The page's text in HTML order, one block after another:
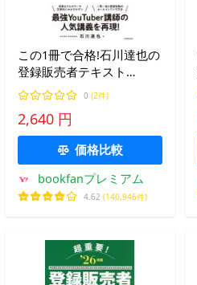
この1冊で合格!石川達也の
登録販売者テキスト
&amp;問題集/児島悠史/石
川達也
0 (2件)
2,640 円
価格比較
bookfanプレミアム
4.62 (140,946件)